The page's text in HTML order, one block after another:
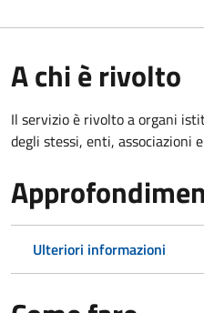
A chi è rivolto
Il servizio è rivolto a organi
degli stessi, enti, associazioni
Ulteriori informazioni